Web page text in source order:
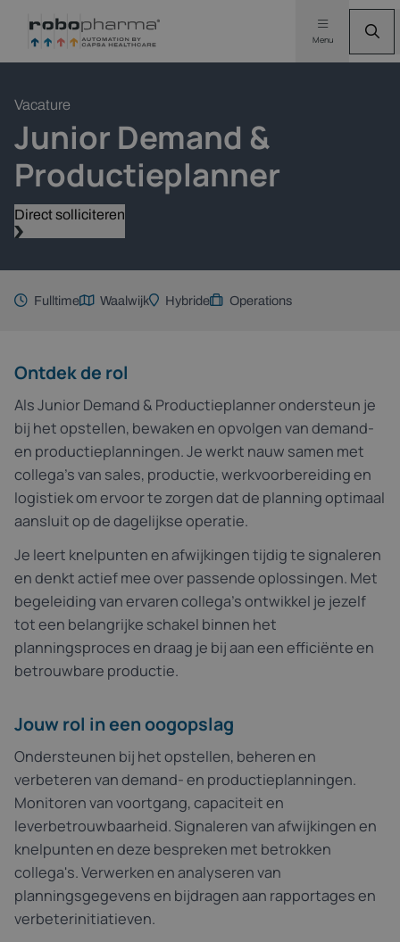
Menu
Vacature
Junior Demand &
Productieplanner
Direct solliciteren
Fulltime Waalwijk Hybride Operations
Ontdek de rol
Als Junior Demand & Productieplanner ondersteun je
bij het opstellen, bewaken en opvolgen van demand-
en productieplanningen. Je werkt nauw samen met
collega's van sales, productie, werkvoorbereiding en
logistiek om ervoor te zorgen dat de planning optimaal
aansluit op de dagelijkse operatie.
Je leert knelpunten en afwijkingen tijdig te signaleren
en denkt actief mee over passende oplossingen. Met
begeleiding van ervaren collega's ontwikkel je jezelf
tot een belangrijke schakel binnen het
planningsproces en draag je bij aan een efficiënte en
betrouwbare productie.
Jouw rol in een oogopslag
Ondersteunen bij het opstellen, beheren en
verbeteren van demand- en productieplanningen.
Monitoren van voortgang, capaciteit en
leverbetrouwbaarheid. Signaleren van afwijkingen en
knelpunten en deze bespreken met betrokken
collega's. Verwerken en analyseren van
planningsgegevens en bijdragen aan rapportages en
verbeterinitiatieven.